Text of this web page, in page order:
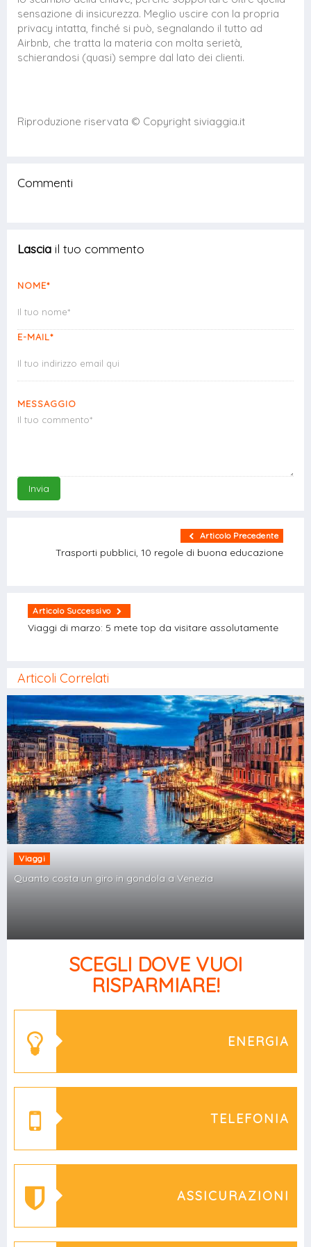
sensazione di insicurezza. Meglio uscire con la propria
privacy intatta, finché si può, segnalando il tutto ad
Airbnb, che tratta la materia con molta serietà,
schierandosi (quasi) sempre dal lato dei clienti.
Riproduzione riservata © Copyright siviaggia.it
Commenti
Lascia il tuo commento
NOME*
E-MAIL*
MESSAGGIO
Invia
Articolo Precedente
Trasporti pubblici, 10 regole di buona educazione
Articolo Successivo
Viaggi di marzo: 5 mete top da visitare assolutamente
Articoli Correlati
Viaggi
Quanto costa un giro in gondola a Venezia
SCEGLI DOVE VUOI
RISPARMIARE!
ENERGIA
TELEFONIA
ASSICURAZIONI